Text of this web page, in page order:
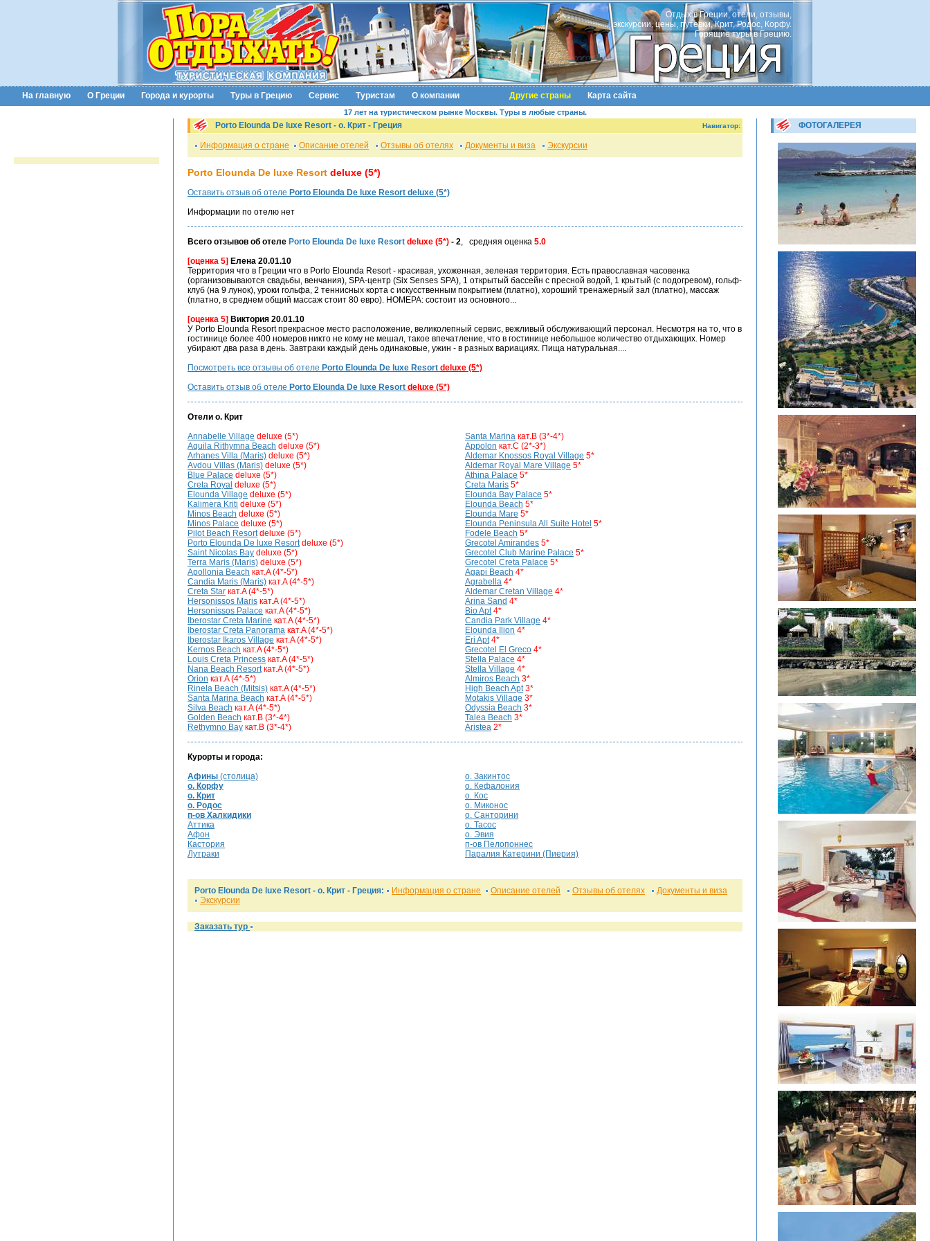
Отдых в Греции, отели, отзывы,
экскурсии, цены, путевки, Крит, Родос, Корфу.
Горящие туры в Грецию.
На главную О Греции Города и курорты Туры в Грецию Сервис Туристам О компании Другие страны Карта сайта
17 лет на туристическом рынке Москвы. Туры в любые страны.
Porto Elounda De luxe Resort - о. Крит - Греция Навигатор:
Информация о стране Описание отелей Отзывы об отелях Документы и виза Экскурсии
Porto Elounda De luxe Resort deluxe (5*)
Оставить отзыв об отеле Porto Elounda De luxe Resort deluxe (5*)
Информации по отелю нет
Всего отзывов об отеле Porto Elounda De luxe Resort deluxe (5*) - 2, средняя оценка 5.0
[оценка 5] Елена 20.01.10
Территория что в Греции что в Porto Elounda Resort - красивая, ухоженная, зеленая территория. Есть православная часовенка
(организовываются свадьбы, венчания), SPA-центр (Six Senses SPA), 1 открытый бассейн с пресной водой, 1 крытый (с подогревом), гольф-
клуб (на 9 лунок), уроки гольфа, 2 теннисных корта с искусственным покрытием (платно), хороший тренажерный зал (платно), массаж
(платно, в среднем общий массаж стоит 80 евро). НОМЕРА: состоит из основного...
[оценка 5] Виктория 20.01.10
У Porto Elounda Resort прекрасное место расположение, великолепный сервис, вежливый обслуживающий персонал. Несмотря на то, что в
гостинице более 400 номеров никто не кому не мешал, такое впечатление, что в гостинице небольшое количество отдыхающих. Номер
убирают два раза в день. Завтраки каждый день одинаковые, ужин - в разных вариациях. Пища натуральная....
Посмотреть все отзывы об отеле Porto Elounda De luxe Resort deluxe (5*)
Оставить отзыв об отеле Porto Elounda De luxe Resort deluxe (5*)
Отели о. Крит
Annabelle Village deluxe (5*)
Aquila Rithymna Beach deluxe (5*)
Arhanes Villa (Maris) deluxe (5*)
Avdou Villas (Maris) deluxe (5*)
Blue Palace deluxe (5*)
Creta Royal deluxe (5*)
Elounda Village deluxe (5*)
Kalimera Kriti deluxe (5*)
Minos Beach deluxe (5*)
Minos Palace deluxe (5*)
Pilot Beach Resort deluxe (5*)
Porto Elounda De luxe Resort deluxe (5*)
Saint Nicolas Bay deluxe (5*)
Terra Maris (Maris) deluxe (5*)
Apollonia Beach кат.A (4*-5*)
Candia Maris (Maris) кат.A (4*-5*)
Creta Star кат.A (4*-5*)
Hersonissos Maris кат.A (4*-5*)
Hersonissos Palace кат.A (4*-5*)
Iberostar Creta Marine кат.A (4*-5*)
Iberostar Creta Panorama кат.A (4*-5*)
Iberostar Ikaros Village кат.A (4*-5*)
Kernos Beach кат.A (4*-5*)
Louis Creta Princess кат.A (4*-5*)
Nana Beach Resort кат.A (4*-5*)
Orion кат.A (4*-5*)
Rinela Beach (Mitsis) кат.A (4*-5*)
Santa Marina Beach кат.A (4*-5*)
Silva Beach кат.A (4*-5*)
Golden Beach кат.B (3*-4*)
Rethymno Bay кат.B (3*-4*)
Santa Marina кат.B (3*-4*)
Appolon кат.C (2*-3*)
Aldemar Knossos Royal Village 5*
Aldemar Royal Mare Village 5*
Athina Palace 5*
Creta Maris 5*
Elounda Bay Palace 5*
Elounda Beach 5*
Elounda Mare 5*
Elounda Peninsula All Suite Hotel 5*
Fodele Beach 5*
Grecotel Amirandes 5*
Grecotel Club Marine Palace 5*
Grecotel Creta Palace 5*
Agapi Beach 4*
Agrabella 4*
Aldemar Cretan Village 4*
Arina Sand 4*
Bio Apt 4*
Candia Park Village 4*
Elounda Ilion 4*
Eri Apt 4*
Grecotel El Greco 4*
Stella Palace 4*
Stella Village 4*
Almiros Beach 3*
High Beach Apt 3*
Motakis Village 3*
Odyssia Beach 3*
Talea Beach 3*
Aristea 2*
Курорты и города:
Афины (столица)
о. Корфу
о. Крит
о. Родос
п-ов Халкидики
Аттика
Афон
Кастория
Лутраки
о. Закинтос
о. Кефалония
о. Кос
о. Миконос
о. Санторини
о. Тасос
о. Эвия
п-ов Пелопоннес
Паралия Катерини (Пиерия)
Porto Elounda De luxe Resort - о. Крит - Греция: Информация о стране Описание отелей Отзывы об отелях
Документы и виза
Экскурсии
Заказать тур
ФОТОГАЛЕРЕЯ